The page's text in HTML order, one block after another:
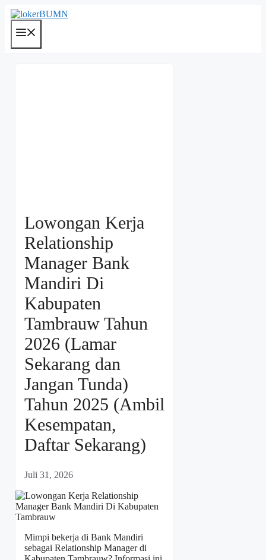
Langsung
ke
Lowongan Kerja
Relationship
Manager Bank
Mandiri Di
Kabupaten
Tambrauw Tahun
2026 (Lamar
Sekarang dan
Jangan Tunda)
Tahun 2025 (Ambil
Kesempatan,
Daftar Sekarang)
Juli 31, 2026
Mimpi bekerja di Bank Mandiri
sebagai Relationship Manager di